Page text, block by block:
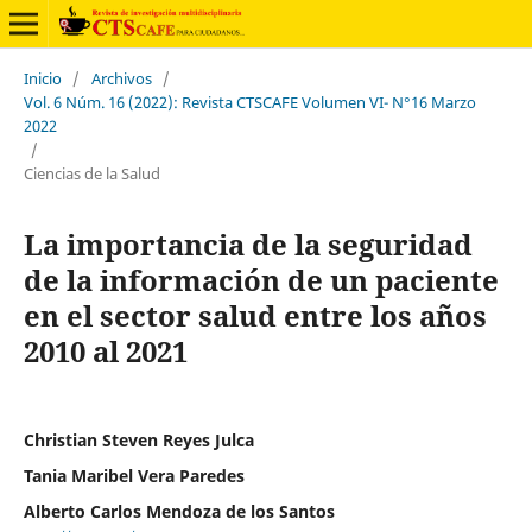
Inicio / Archivos /
Vol. 6 Núm. 16 (2022): Revista CTSCAFE Volumen VI- N°16 Marzo
2022
/
Ciencias de la Salud
La importancia de la seguridad
de la información de un paciente
en el sector salud entre los años
2010 al 2021
Christian Steven Reyes Julca
Tania Maribel Vera Paredes
Alberto Carlos Mendoza de los Santos